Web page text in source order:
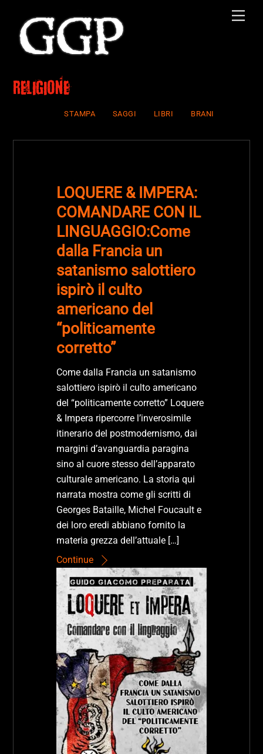
content
religione
STAMPA SAGGI LIBRI BRANI
LOQUERE & IMPERA:
COMANDARE CON IL
LINGUAGGIO:Come
dalla Francia un
satanismo salottiero
ispirò il culto
americano del
“politicamente
corretto”
Come dalla Francia un satanismo
salottiero ispirò il culto americano
del “politicamente corretto” Loquere
& Impera ripercorre l’inverosimile
itinerario del postmodernismo, dai
margini d’avanguardia paragina
sino al cuore stesso dell’apparato
culturale americano. La storia qui
narrata mostra come gli scritti di
Georges Bataille, Michel Foucault e
dei loro eredi abbiano fornito la
materia grezza dell’attuale […]
Continue